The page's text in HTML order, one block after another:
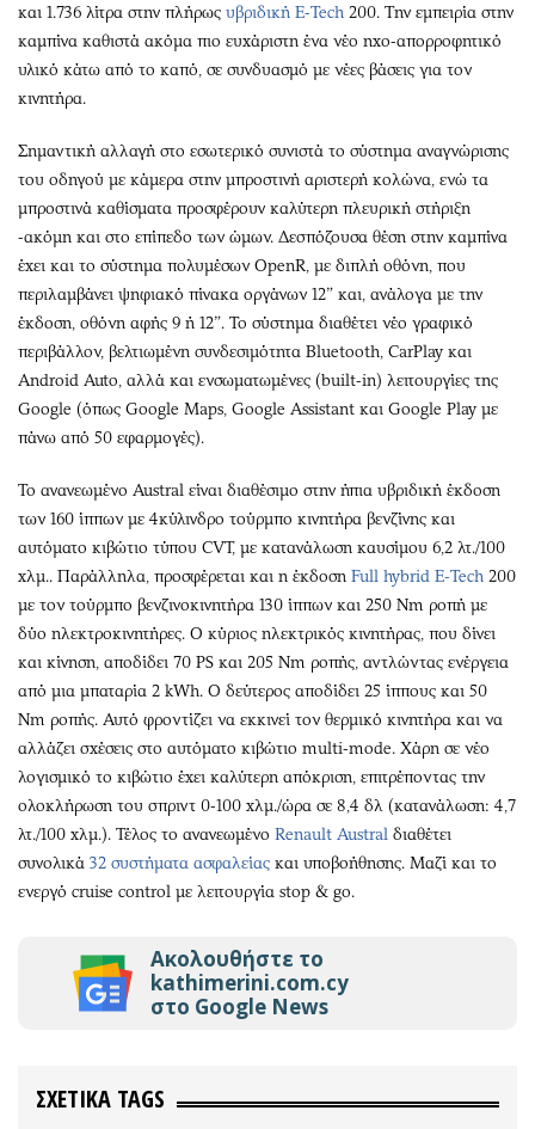
και 1.736 λίτρα στην πλήρως υβριδική E-Tech 200. Την εμπειρία στην
καμπίνα καθιστά ακόμα πιο ευχάριστη ένα νέο ηχο-απορροφητικό
υλικό κάτω από το καπό, σε συνδυασμό με νέες βάσεις για τον
κινητήρα.
Σημαντική αλλαγή στο εσωτερικό συνιστά το σύστημα αναγνώρισης
του οδηγού με κάμερα στην μπροστινή αριστερή κολώνα, ενώ τα
μπροστινά καθίσματα προσφέρουν καλύτερη πλευρική στήριξη
-ακόμη και στο επίπεδο των ώμων. Δεσπόζουσα θέση στην καμπίνα
έχει και το σύστημα πολυμέσων OpenR, με διπλή οθόνη, που
περιλαμβάνει ψηφιακό πίνακα οργάνων 12” και, ανάλογα με την
έκδοση, οθόνη αφής 9 ή 12”. Το σύστημα διαθέτει νέο γραφικό
περιβάλλον, βελτιωμένη συνδεσιμότητα Bluetooth, CarPlay και
Android Auto, αλλά και ενσωματωμένες (built-in) λειτουργίες της
Google (όπως Google Maps, Google Assistant και Google Play με
πάνω από 50 εφαρμογές).
Το ανανεωμένο Austral είναι διαθέσιμο στην ήπια υβριδική έκδοση
των 160 ίππων με 4κύλινδρο τούρμπο κινητήρα βενζίνης και
αυτόματο κιβώτιο τύπου CVT, με κατανάλωση καυσίμου 6,2 λτ./100
χλμ.. Παράλληλα, προσφέρεται και η έκδοση Full hybrid E-Tech 200
με τον τούρμπο βενζινοκινητήρα 130 ίππων και 250 Nm ροπή με
δύο ηλεκτροκινητήρες. Ο κύριος ηλεκτρικός κινητήρας, που δίνει
και κίνηση, αποδίδει 70 PS και 205 Nm ροπής, αντλώντας ενέργεια
από μια μπαταρία 2 kWh. Ο δεύτερος αποδίδει 25 ίππους και 50
Nm ροπής. Αυτό φροντίζει να εκκινεί τον θερμικό κινητήρα και να
αλλάζει σχέσεις στο αυτόματο κιβώτιο multi-mode. Χάρη σε νέο
λογισμικό το κιβώτιο έχει καλύτερη απόκριση, επιτρέποντας την
ολοκλήρωση του σπριντ 0-100 χλμ./ώρα σε 8,4 δλ (κατανάλωση: 4,7
λτ./100 χλμ.). Τέλος το ανανεωμένο Renault Austral διαθέτει
συνολικά 32 συστήματα ασφαλείας και υποβοήθησης. Μαζί και το
ενεργό cruise control με λειτουργία stop & go.
Ακολουθήστε το
kathimerini.com.cy
στο Google News
ΣΧΕΤΙΚΑ TAGS